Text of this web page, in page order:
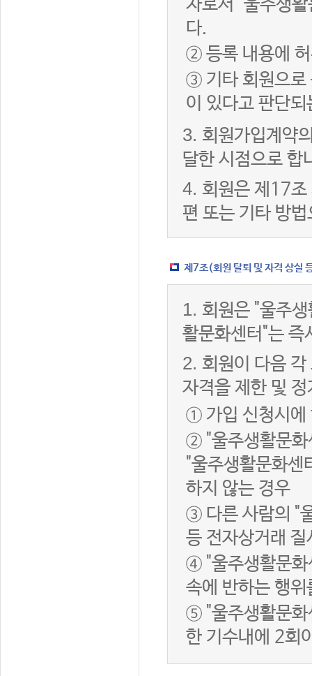
자로서 "울주생
다.
② 등록 내용에
③ 기타 회원으로
이 있다고 판단되
3. 회원가입계약
달한 시점으로 합
4. 회원은 제17조
편 또는 기타 방
제7조(회원 탈퇴 및 자격 상실
1. 회원은 "울주
활문화센터"는 즉
2. 회원이 다음
자격을 제한 및
① 가입 신청시에
② "울주생활문화
"울주생활문화센
하지 않는 경우
③ 다른 사람의 "
등 전자상거래
④ "울주생활문화
속에 반하는 행
⑤ "울주생활문화
한 기수내에 2회